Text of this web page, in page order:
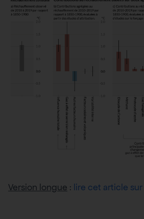
Version longue : lire cet article